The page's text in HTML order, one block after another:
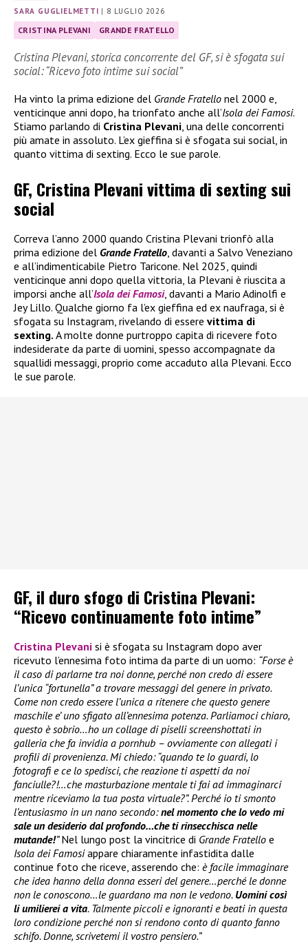
SARA GUGLIELMETTI | 8 LUGLIO 2026
CRISTINA PLEVANI GRANDE FRATELLO
Cristina Plevani, storica concorrente del GF, si è sfogata sui
social: “Ricevo foto intime sui social”
Ha vinto la prima edizione del Grande Fratello nel 2000 e,
venticinque anni dopo, ha trionfato anche all’Isola dei Famosi.
Stiamo parlando di Cristina Plevani, una delle concorrenti
più amate in assoluto. L’ex gieffina si è sfogata sui social, in
quanto vittima di sexting. Ecco le sue parole.
GF, Cristina Plevani vittima di sexting sui
social
Correva l’anno 2000 quando Cristina Plevani trionfò alla
prima edizione del Grande Fratello , davanti a Salvo Veneziano
e all’indimenticabile Pietro Taricone. Nel 2025, quindi
venticinque anni dopo quella vittoria, la Plevani è riuscita a
imporsi anche all’Isola dei Famosi, davanti a Mario Adinolfi e
Jey Lillo. Qualche giorno fa l’ex gieffina ed ex naufraga, si è
sfogata su Instagram, rivelando di essere vittima di
sexting. A molte donne purtroppo capita di ricevere foto
indesiderate da parte di uomini, spesso accompagnate da
squallidi messaggi, proprio come accaduto alla Plevani. Ecco
le sue parole.
GF, il duro sfogo di Cristina Plevani:
“Ricevo continuamente foto intime”
Cristina Plevani si è sfogata su Instagram dopo aver
ricevuto l’ennesima foto intima da parte di un uomo: “Forse è
il caso di parlarne tra noi donne, perché non credo di essere
l’unica “fortunella” a trovare messaggi del genere in privato.
Come non credo essere l’unica a ritenere che questo genere
maschile e’ uno sfigato all’ennesima potenza. Parliamoci chiaro,
questo è sobrio…ho un collage di piselli screenshottati in
galleria che fa invidia a pornhub – ovviamente con allegati i
profili di provenienza. Mi chiedo: “quando te lo guardi, lo
fotografi e ce lo spedisci, che reazione ti aspetti da noi
fanciulle?!…che masturbazione mentale ti fai ad immaginarci
mentre riceviamo la tua posta virtuale?”. Perché io ti smonto
l’entusiasmo in un nano secondo:nel momento che lo vedo mi
sale un desiderio dal profondo…che ti rinsecchisca nelle
mutande!”Nel lungo post la vincitrice di Grande Fratello e
Isola dei Famosiappare chiaramente infastidita dalle
continue foto che riceve, asserendo che: è facile immaginare
che idea hanno della donna esseri del genere…perché le donne
non le conoscono…le guardano ma non le vedono. Uomini così
li umilierei a vita. Talmente piccoli e ignoranti e beati in questa
loro condizione perché non si rendono conto di quanto fanno
schifo. Donne, scrivetemi il vostro pensiero.”